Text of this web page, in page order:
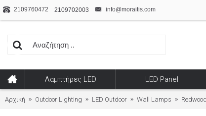
2109760472 2109702003 info@moraitis.com
Λαμπτήρες LED LED Panel
Αρχική Outdoor Lighting LED Outdoor Wall Lamps